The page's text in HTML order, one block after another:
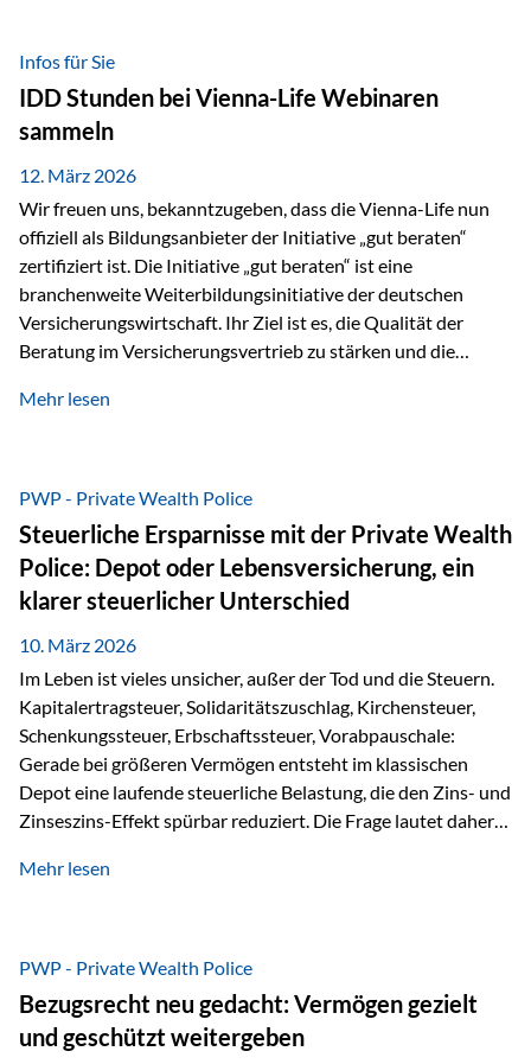
Vermögensschutz strategisch miteinander verbindet.
Warum klassische Nachfolgeplanung oft scheitert Viele
Vermögen werden erst im Todesfall übertragen. Das kann zu
Problemen führen: Hohe Erbschaftsteuern Streitigkeiten
zwischen Erben Liquiditätsprobleme bei Immobilien…
Infos für Sie
IDD Stunden bei Vienna-Life Webinaren
sammeln
12. März 2026
Wir freuen uns, bekanntzugeben, dass die Vienna-Life nun
offiziell als Bildungsanbieter der Initiative „gut beraten“
zertifiziert ist. Die Initiative „gut beraten“ ist eine
branchenweite Weiterbildungsinitiative der deutschen
Versicherungswirtschaft. Ihr Ziel ist es, die Qualität der
Beratung im Versicherungsvertrieb zu stärken und die
Personen transparent zu dokumentieren. Seit der
Stunden pro Jahr für vertrieblich tätige Personen in der
Versicherungsbranche. Über die Weiterbildungsdatenbank
von „gut beraten“ können absolvierte Bildungsmaßnahmen
zentral erfasst und dokumentiert werden. „gut beraten“
zertifiziert Als zertifizierter Bildungsanbieter können unsere
Webinare nun für die…
Mehr lesen
PWP - Private Wealth Police
Steuerliche Ersparnisse mit der Private Wealth
Police: Depot oder Lebensversicherung, ein
klarer steuerlicher Unterschied
10. März 2026
Im Leben ist vieles unsicher, außer der Tod und die Steuern.
Kapitalertragsteuer, Solidaritätszuschlag, Kirchensteuer,
Schenkungssteuer, Erbschaftssteuer, Vorabpauschale:
Gerade bei größeren Vermögen entsteht im klassischen
Depot eine laufende steuerliche Belastung, die den Zins- und
Zinseszins-Effekt spürbar reduziert. Die Frage lautet daher:
nicht laufend Kapital entziehen – sondern möglichst lange im
Privatdepot fallen an: Abgeltungssteuer Fondsbesteuerung
(Vorabpauschale, Teilfreistellung) Kein steuerlicher Abzug
der Vermögensverwaltungs-Gebühren /
Depotbankgebühren Jährliches Steuerreporting erforderlich
Mehr lesen
PWP - Private Wealth Police
Bezugsrecht neu gedacht: Vermögen gezielt
und geschützt weitergeben